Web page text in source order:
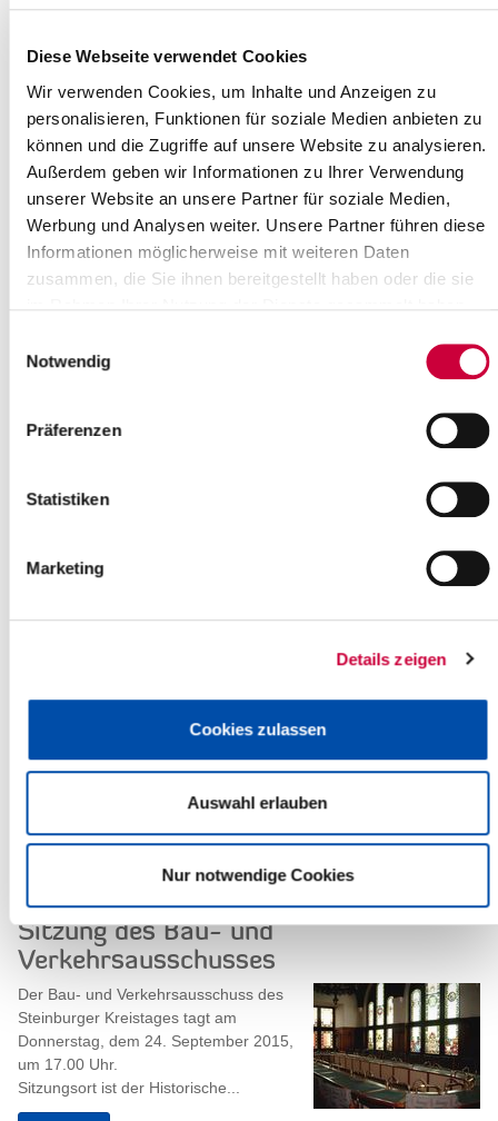
Diese Webseite verwendet Cookies
Wir verwenden Cookies, um Inhalte und Anzeigen zu
personalisieren, Funktionen für soziale Medien anbieten zu
können und die Zugriffe auf unsere Website zu analysieren.
Außerdem geben wir Informationen zu Ihrer Verwendung
unserer Website an unsere Partner für soziale Medien,
Werbung und Analysen weiter. Unsere Partner führen diese
Informationen möglicherweise mit weiteren Daten
zusammen, die Sie ihnen bereitgestellt haben oder die sie
Notwendig
Präferenzen
Statistiken
Marketing
Details zeigen
Cookies zulassen
Auswahl erlauben
Nur notwendige Cookies
Itzehoe beteiligt sich zum ersten Mal an
Zementfabrik Alsen öffnet ihre Tore.
Unternehmen...
Read more
Plattdüütsche Kulturdaag in
Steenborg 2015
Vom 25. September bis 10. Oktober
Sitzung des Ausschusses für Soziales,
Familie und Gesundheit
Am Donnerstag, dem 08. Oktober
des Ausschusses für Soziales, Familie
und Gesundheit des Steinburger
Sitzung des Bau- und
Verkehrsausschusses
Der Bau- und Verkehrsausschuss des
Steinburger Kreistages tagt am
Donnerstag, dem 24. September 2015,
um 17.00 Uhr.
Sitzungsort ist der Historische...